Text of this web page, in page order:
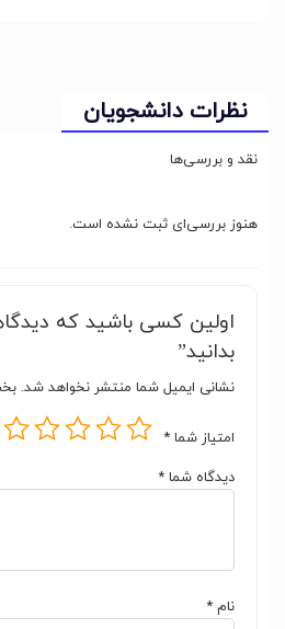
نظرات دانشجویان
نقد و بررسی‌ها
هنوز بررسی‌ای ثبت نشده است.
اولین کسی باشید که
بدانید”
نشانی ایمیل شما منتشر نخواهد شد.
امتیاز شما *
دیدگاه شما *
نام *